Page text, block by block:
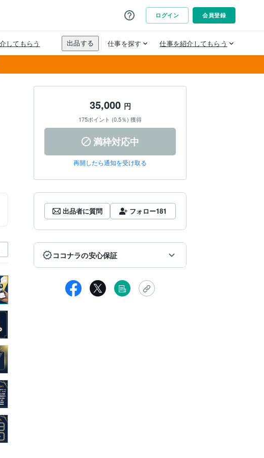
35,000 円
175ポイント (0.5％) 獲得
満枠対応中
再開したら通知を受け取る
出品者に質問 フォロー181
ココナラの安心保証